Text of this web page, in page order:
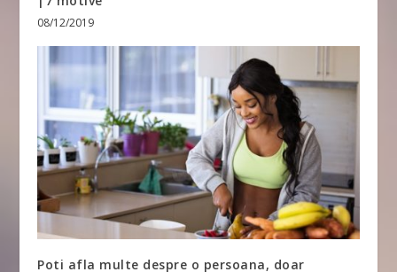
08/12/2019
Poti afla multe despre o persoana, doar